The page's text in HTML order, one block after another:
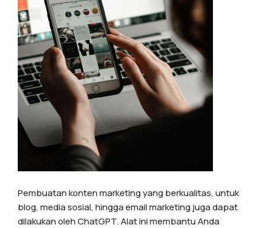
Pembuatan konten marketing yang berkualitas, untuk
blog, media sosial, hingga email marketing juga dapat
dilakukan oleh ChatGPT. Alat ini membantu Anda